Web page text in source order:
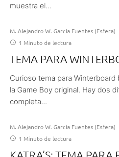
muestra el...
M. Alejandro W. García Fuentes (Esfera)
1 Minuto de lectura
TEMA PARA
Curioso tema para
la Game Boy original. Hay dos
completa...
M. Alejandro W. García Fuentes (Esfera)
1 Minuto de lectura
KATRA’S: TEMA PARA